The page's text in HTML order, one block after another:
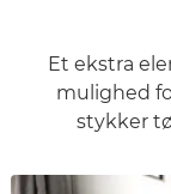
Et ekstra
mulighed
stykker